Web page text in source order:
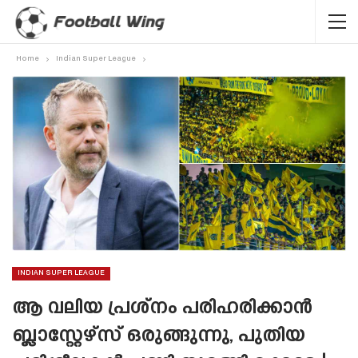
Home Indian Super League
INDIAN SUPER LEAGUE
ആ വലിയ പ്രശ്‌നം പരിഹരിക്കാൻ
ബ്ലാസ്റ്റേഴ്‌സ് ഒരുങ്ങുന്നു, പുതിയ